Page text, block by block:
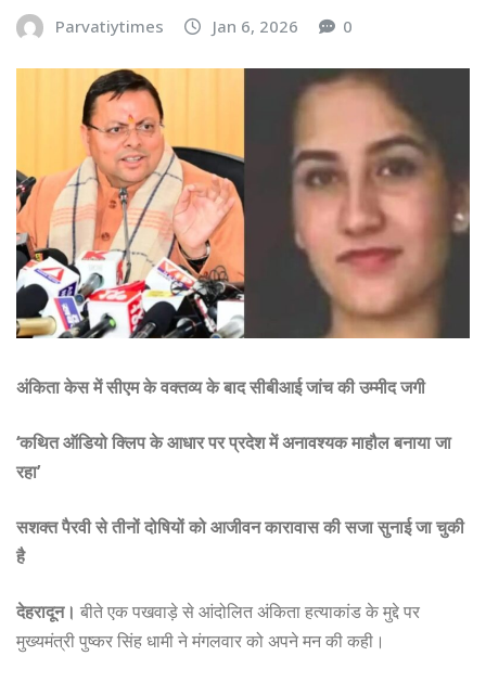
Parvatiytimes Jan 6, 2026 0
अंकिता केस में सीएम के वक्तव्य के बाद सीबीआई जांच की उम्मीद जगी
‘कथित ऑडियो क्लिप के आधार पर प्रदेश में अनावश्यक माहौल बनाया जा
रहा’
सशक्त पैरवी से तीनों दोषियों को आजीवन कारावास की सजा सुनाई जा चुकी
है
देहरादून। बीते एक पखवाड़े से आंदोलित अंकिता हत्याकांड के मुद्दे पर
मुख्यमंत्री पुष्कर सिंह धामी ने मंगलवार को अपने मन की कही।